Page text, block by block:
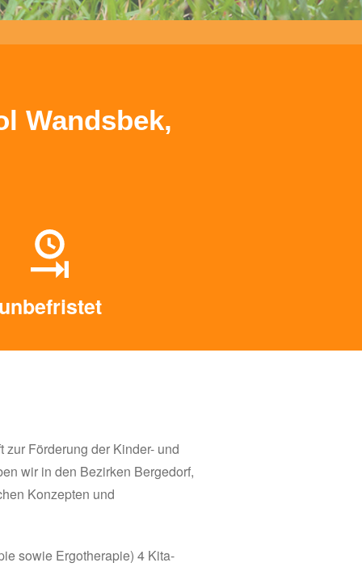
Wandsbek,
unbefristet
Förderung der Kinder- und
wir in den Bezirken Bergedorf,
Konzepten und
sowie Ergotherapie) 4 Kita-